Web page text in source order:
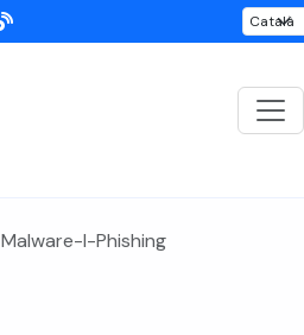
Malware-I-Phishing